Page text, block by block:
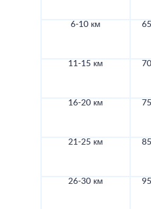
6-10 км
11-15 км
16-20 км
21-25 км
26-30 км